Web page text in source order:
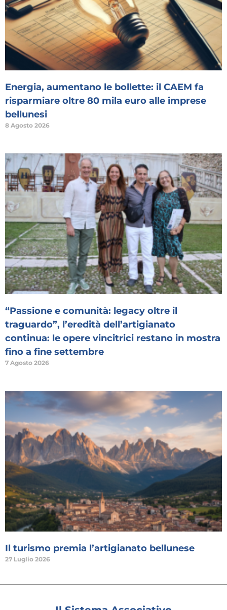
Energia, aumentano le bollette: il CAEM fa
risparmiare oltre 80 mila euro alle imprese
bellunesi
8 Agosto 2026
“Passione e comunità: legacy oltre il
traguardo”, l’eredità dell’artigianato
continua: le opere vincitrici restano in mostra
fino a fine settembre
7 Agosto 2026
Il turismo premia l’artigianato bellunese
27 Luglio 2026